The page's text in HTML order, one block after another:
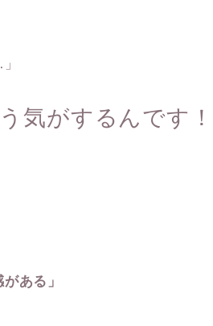
気がするんです！
ある」